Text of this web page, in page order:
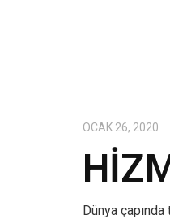
OCAK 26, 2020
Dünya